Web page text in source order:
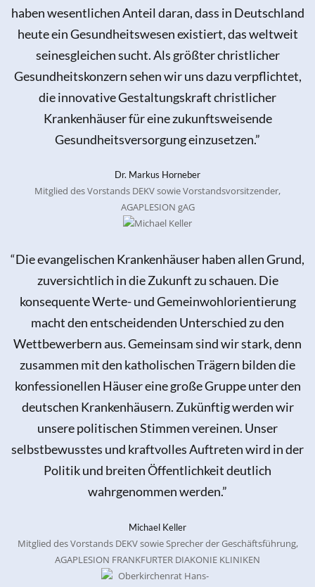
haben wesentlichen Anteil daran, dass in Deutschland
heute ein Gesundheitswesen existiert, das weltweit
seinesgleichen sucht. Als größter christlicher
Gesundheitskonzern sehen wir uns dazu verpflichtet,
die innovative Gestaltungskraft christlicher
Krankenhäuser für eine zukunftsweisende
Gesundheitsversorgung einzusetzen.”
Dr. Markus Horneber
Mitglied des Vorstands DEKV sowie Vorstandsvorsitzender,
AGAPLESION gAG
“Die evangelischen Krankenhäuser haben allen Grund,
zuversichtlich in die Zukunft zu schauen. Die
konsequente Werte- und Gemeinwohlorientierung
macht den entscheidenden Unterschied zu den
Wettbewerbern aus. Gemeinsam sind wir stark, denn
zusammen mit den katholischen Trägern bilden die
konfessionellen Häuser eine große Gruppe unter den
deutschen Krankenhäusern. Zukünftig werden wir
unsere politischen Stimmen vereinen. Unser
selbstbewusstes und kraftvolles Auftreten wird in der
Politik und breiten Öffentlichkeit deutlich
wahrgenommen werden.”
Michael Keller
Mitglied des Vorstands DEKV sowie Sprecher der Geschäftsführung,
AGAPLESION FRANKFURTER DIAKONIE KLINIKEN